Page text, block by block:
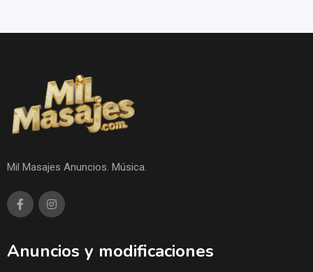
Mil Masajes Anuncios. Música.
Anuncios y modificaciones